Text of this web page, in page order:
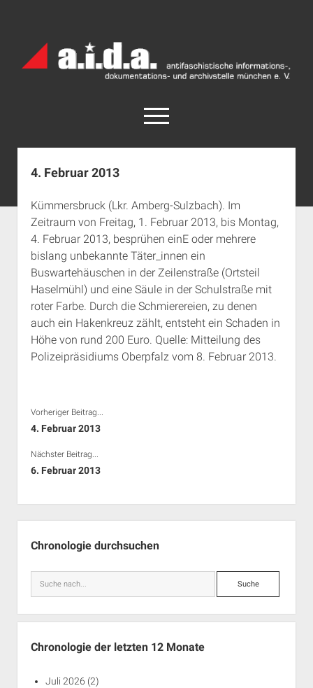
Archiv
München
open
menu
facebook
rss info@aida-archiv.de
Aktuelles
Termine
open
dropdown
menu
Antifaschistische Termine im Süden
Antifaschistische Termine in München
Rechte Termine im Süden
Rechte Termine München
Chronologie
Das Archiv
open
dropdown
menu
a.i.d.a. e. V. unterstützen
Über a.i.d.a.
RSS-Feeds, Twitter & Facebook
Impressum
4. Februar 2013
Kümmersbruck (Lkr. Amberg-Sulzbach). Im
Zeitraum von Freitag, 1. Februar 2013, bis Montag,
4. Februar 2013, besprühen einE oder mehrere
bislang unbekannte Täter_innen ein
Buswartehäuschen in der Zeilenstraße (Ortsteil
Haselmühl) und eine Säule in der Schulstraße mit
roter Farbe. Durch die Schmierereien, zu denen
auch ein Hakenkreuz zählt, entsteht ein Schaden in
Höhe von rund 200 Euro. Quelle: Mitteilung des
Polizeipräsidiums Oberpfalz vom 8. Februar 2013.
Vorheriger Beitrag...
4. Februar 2013
Nächster Beitrag...
6. Februar 2013
Chronologie durchsuchen
Suche
Chronologie der letzten 12 Monate
Juli 2026 (2)